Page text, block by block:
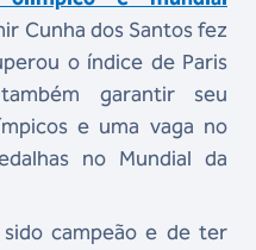
Cunha dos Santos fez
o índice de Paris
garantir seu
e uma vaga no
no Mundial da
campeão e de ter